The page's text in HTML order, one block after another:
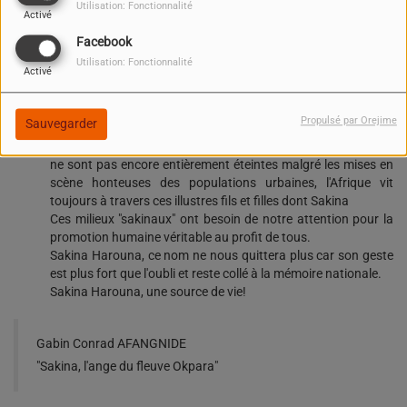
Activé
Utilisation: Fonctionnalité
Facebook
Activé
Utilisation: Fonctionnalité
Sauvegarder Propulsé par Orejime
Elle a réussi seule à extraire cinq sur onze au moment où
dans les zones urbaines des gens se complaisent à prendre
des vidéos, des images des scènes pour faire leur buzz sur les
réseaux sociaux.
ne sont pas encore entièrement éteintes malgré les mises en
scène honteuses des populations urbaines, l'Afrique vit
toujours à travers ces illustres fils et filles dont Sakina
Ces milieux "sakinaux" ont besoin de notre attention pour la
promotion humaine véritable au profit de tous.
Sakina Harouna, ce nom ne nous quittera plus car son geste
est plus fort que l'oubli et reste collé à la mémoire nationale.
Sakina Harouna, une source de vie!
Gabin Conrad AFANGNIDE
"Sakina, l'ange du fleuve Okpara"